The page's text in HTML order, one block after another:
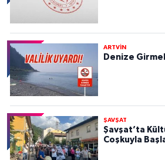
ARTVİN
Denize
ŞAVŞAT
Şavşat’ta
Coşkuyla